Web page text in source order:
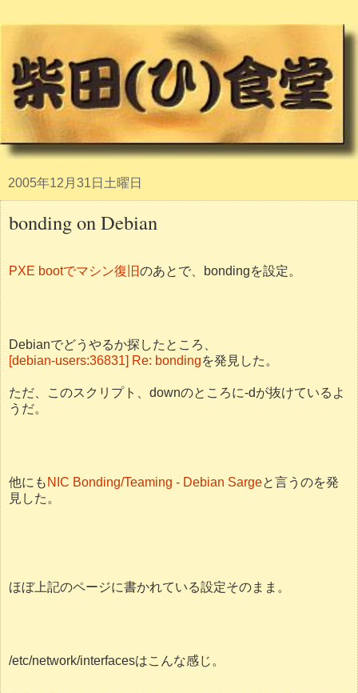
2005年12月31日土曜日
bonding on Debian
PXE bootでマシン復旧のあとで、bondingを設定。
Debianでどうやるか探したところ、
[debian-users:36831] Re: bondingを発見した。
ただ、このスクリプト、downのところに-dが抜けているよ
うだ。
他にも NIC Bonding/Teaming - Debian Sargeと言うのを発
見した。
ほぼ上記のページに書かれている設定そのまま。
/etc/network/interfacesはこんな感じ。